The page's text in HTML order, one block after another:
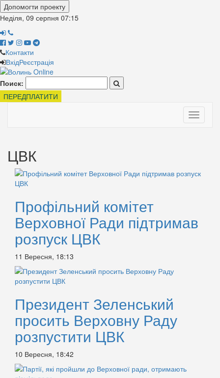
Допомогти проекту
Неділя, 09 серпня 07:15
Контакти
ВхідРеєстрація
Поиск:
ПЕРЕДПЛАТИТИ
Toggle
ЦВК
Профільний комітет
Верховної Ради підтримав
розпуск ЦВК
11 Вересня, 18:13
Президент Зеленський
просить Верховну Раду
розпустити ЦВК
10 Вересня, 18:42